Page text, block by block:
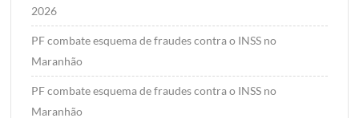
2026
PF combate esquema de fraudes contra o INSS no
Maranhão
PF combate esquema de fraudes contra o INSS no
Maranhão